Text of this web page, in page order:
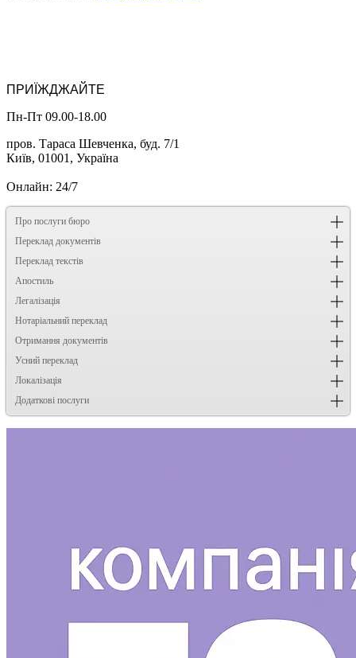
ПРИЇЖДЖАЙТЕ
Пн-Пт 09.00-18.00
пров. Тараса Шевченка, буд. 7/1
Київ, 01001, Україна
Онлайн: 24/7
Про послуги бюро
Переклад документів
Переклад текстів
Апостиль
Легалізація
Нотаріальний переклад
Отримання документів
Усний переклад
Локалізація
Додаткові послуги